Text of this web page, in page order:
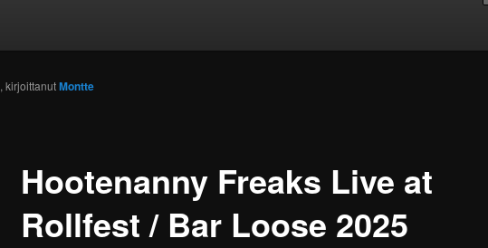
Hootenanny Freaks Live at
Rollfest / Bar Loose 2025
, kirjoittanutMontte